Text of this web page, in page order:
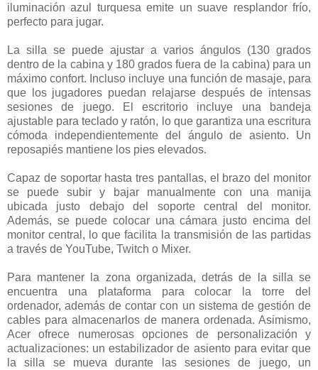
iluminación azul turquesa emite un suave resplandor frío,
perfecto para jugar.
La silla se puede ajustar a varios ángulos (130 grados
dentro de la cabina y 180 grados fuera de la cabina) para un
máximo confort. Incluso incluye una función de masaje, para
que los jugadores puedan relajarse después de intensas
sesiones de juego. El escritorio incluye una bandeja
ajustable para teclado y ratón, lo que garantiza una escritura
cómoda independientemente del ángulo de asiento. Un
reposapiés mantiene los pies elevados.
Capaz de soportar hasta tres pantallas, el brazo del monitor
se puede subir y bajar manualmente con una manija
ubicada justo debajo del soporte central del monitor.
Además, se puede colocar una cámara justo encima del
monitor central, lo que facilita la transmisión de las partidas
a través de YouTube, Twitch o Mixer.
Para mantener la zona organizada, detrás de la silla se
encuentra una plataforma para colocar la torre del
ordenador, además de contar con un sistema de gestión de
cables para almacenarlos de manera ordenada. Asimismo,
Acer ofrece numerosas opciones de personalización y
actualizaciones: un estabilizador de asiento para evitar que
la silla se mueva durante las sesiones de juego, un